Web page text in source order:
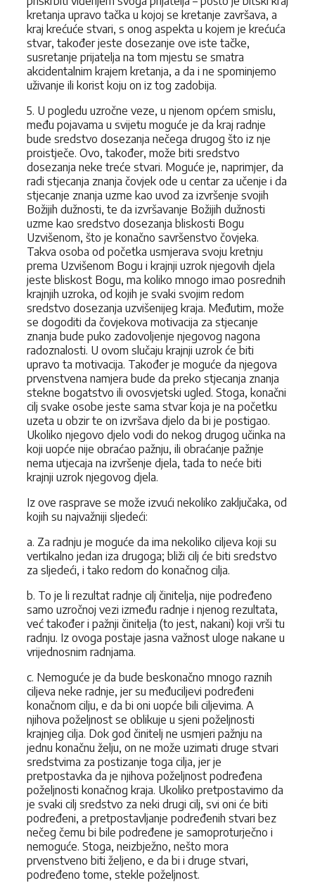
kretanja upravo tačka u kojoj se kretanje završava, a
kraj krećuće stvari, s onog aspekta u kojem je krećuća
stvar, također jeste dosezanje ove iste tačke,
susretanje prijatelja na tom mjestu se smatra
akcidentalnim krajem kretanja, a da i ne spominjemo
uživanje ili korist koju on iz tog zadobija.
5. U pogledu uzročne veze, u njenom općem smislu,
među pojavama u svijetu moguće je da kraj radnje
bude sredstvo dosezanja nečega drugog što iz nje
proistječe. Ovo, također, može biti sredstvo
dosezanja neke treće stvari. Moguće je, naprimjer, da
radi stjecanja znanja čovjek ode u centar za učenje i da
stjecanje znanja uzme kao uvod za izvršenje svojih
Božijih dužnosti, te da izvršavanje Božijih dužnosti
uzme kao sredstvo dosezanja bliskosti Bogu
Uzvišenom, što je konačno savršenstvo čovjeka.
Takva osoba od početka usmjerava svoju kretnju
prema Uzvišenom Bogu i krajnji uzrok njegovih djela
jeste bliskost Bogu, ma koliko mnogo imao posrednih
krajnjih uzroka, od kojih je svaki svojim redom
sredstvo dosezanja uzvišenijeg kraja. Međutim, može
se dogoditi da čovjekova motivacija za stjecanje
znanja bude puko zadovoljenje njegovog nagona
radoznalosti. U ovom slučaju krajnji uzrok će biti
upravo ta motivacija. Također je moguće da njegova
prvenstvena namjera bude da preko stjecanja znanja
stekne bogatstvo ili ovosvjetski ugled. Stoga, konačni
cilj svake osobe jeste sama stvar koja je na početku
uzeta u obzir te on izvršava djelo da bi je postigao.
Ukoliko njegovo djelo vodi do nekog drugog učinka na
koji uopće nije obraćao pažnju, ili obraćanje pažnje
nema utjecaja na izvršenje djela, tada to neće biti
krajnji uzrok njegovog djela.
Iz ove rasprave se može izvući nekoliko zaključaka, od
kojih su najvažniji sljedeći:
a. Za radnju je moguće da ima nekoliko ciljeva koji su
vertikalno jedan iza drugoga; bliži cilj će biti sredstvo
za sljedeći, i tako redom do konačnog cilja.
b. To je li rezultat radnje cilj činitelja, nije podređeno
samo uzročnoj vezi između radnje i njenog rezultata,
već također i pažnji činitelja (to jest, nakani) koji vrši tu
radnju. Iz ovoga postaje jasna važnost uloge nakane u
vrijednosnim radnjama.
c. Nemoguće je da bude beskonačno mnogo raznih
ciljeva neke radnje, jer su međuciljevi podređeni
konačnom cilju, e da bi oni uopće bili ciljevima. A
njihova poželjnost se oblikuje u sjeni poželjnosti
krajnjeg cilja. Dok god činitelj ne usmjeri pažnju na
jednu konačnu želju, on ne može uzimati druge stvari
sredstvima za postizanje toga cilja, jer je
pretpostavka da je njihova poželjnost podređena
poželjnosti konačnog kraja. Ukoliko pretpostavimo da
je svaki cilj sredstvo za neki drugi cilj, svi oni će biti
podređeni, a pretpostavljanje podređenih stvari bez
nečeg čemu bi bile podređene je samoproturječno i
nemoguće. Stoga, neizbježno, nešto mora
prvenstveno biti željeno, e da bi i druge stvari,
podređeno tome, stekle poželjnost.